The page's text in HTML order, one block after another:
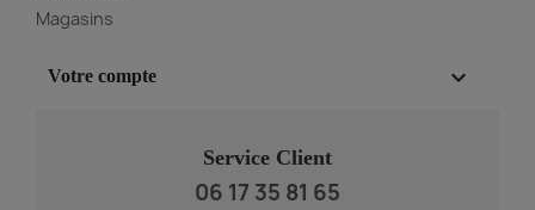
Magasins
Votre compte 
Service Client
06 17 35 81 65